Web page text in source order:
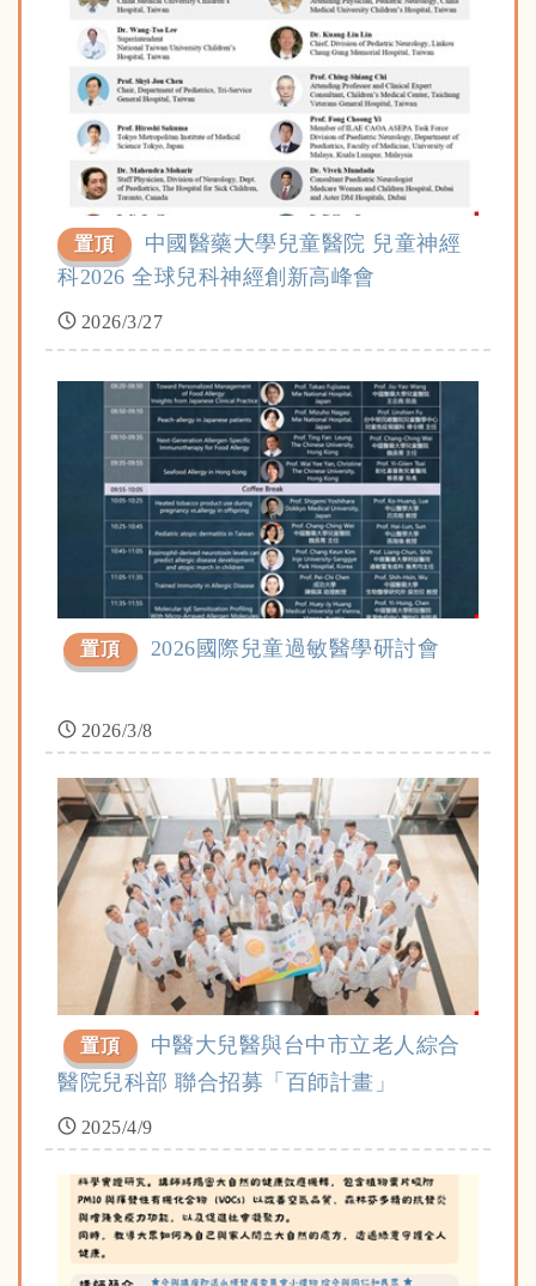
置頂
中國醫藥大學兒童醫院 兒童神經
科2026 全球兒科神經創新高峰會
2026/3/27
置頂 2026國際兒童過敏醫學研討會
2026/3/8
置頂
中醫大兒醫與台中市立老人綜合
醫院兒科部 聯合招募「百師計畫」
2025/4/9